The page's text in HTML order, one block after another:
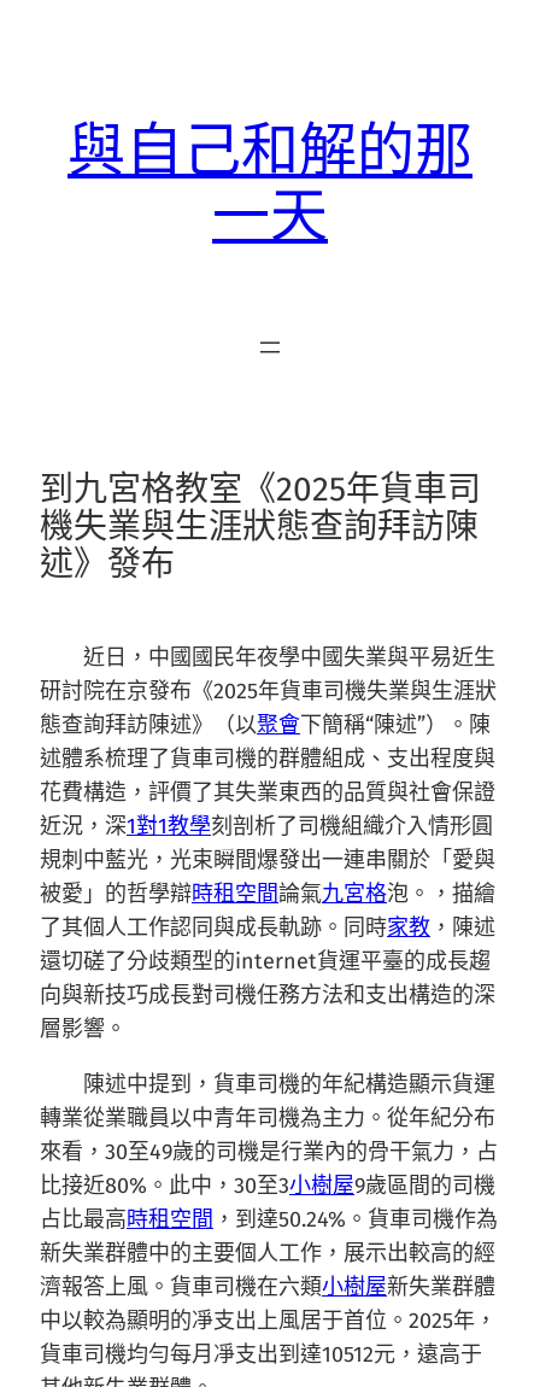
與自己和解的那
一天
到九宮格教室《2025年貨車司
機失業與生涯狀態查詢拜訪陳
述》發布
近日，中國國民年夜學中國失業與平易近生
研討院在京發布《2025年貨車司機失業與生涯狀
態查詢拜訪陳述》（以聚會下簡稱“陳述”）。陳
述體系梳理了貨車司機的群體組成、支出程度與
花費構造，評價了其失業東西的品質與社會保證
近況，深1對1教學刻剖析了司機組織介入情形圓
規刺中藍光，光束瞬間爆發出一連串關於「愛與
被愛」的哲學辯時租空間論氣九宮格泡。，描繪
了其個人工作認同與成長軌跡。同時家教 ，陳述
還切磋了分歧類型的internet貨運平臺的成長趨
向與新技巧成長對司機任務方法和支出構造的深
層影響。
陳述中提到，貨車司機的年紀構造顯示貨運
轉業從業職員以中青年司機為主力。從年紀分布
來看，30至49歲的司機是行業內的骨干氣力，占
比接近80%。此中，30至3小樹屋9歲區間的司機
占比最高時租空間 ，到達50.24%。貨車司機作為
新失業群體中的主要個人工作，展示出較高的經
濟報答上風。貨車司機在六類小樹屋新失業群體
中以較為顯明的凈支出上風居于首位。2025年，
貨車司機均勻每月凈支出到達10512元，遠高于